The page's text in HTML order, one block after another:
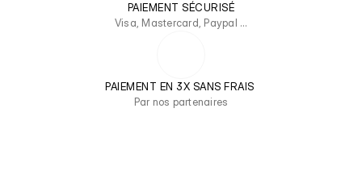
PAIEMENT SÉCURISÉ
Visa, Mastercard, Paypal …
PAIEMENT EN 3X SANS FRAIS
Par nos partenaires